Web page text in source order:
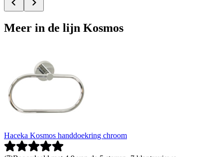
Meer in de lijn Kosmos
Haceka Kosmos handdoekring chroom